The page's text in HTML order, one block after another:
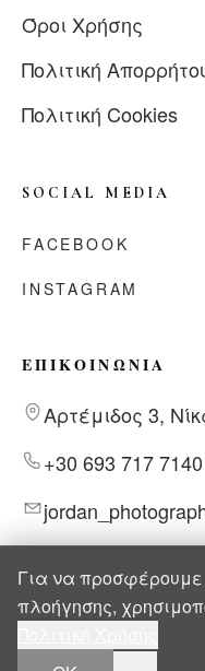
Όροι Χρήσης
Πολιτική
Πολιτική Cookies
SOCIAL MEDIA
FACEBOOK
INSTAGRAM
ΕΠΙΚΟΙΝΩΝΊΑ
Αρτέμιδος 3,
+30 693 717 7140
Για να
πλοήγησης,